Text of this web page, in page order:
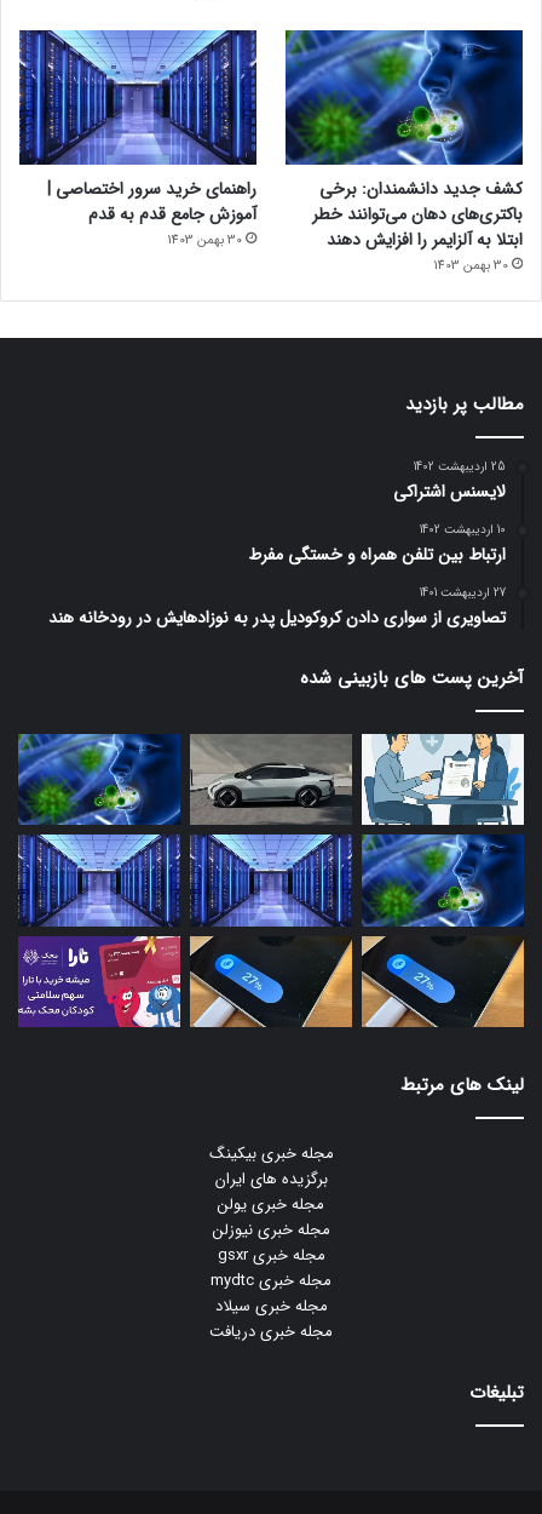
کشف جدید دانشمندان: برخی
باکتری‌های دهان می‌توانند خطر
ابتلا به آلزایمر را افزایش دهند
30 بهمن 1403
راهنمای خرید سرور اختصاصی |
آموزش جامع قدم به قدم
30 بهمن 1403
مطالب پر بازدید
25 اردیبهشت 1402
لایسنس اشتراکی
10 اردیبهشت 1402
ارتباط بین تلفن همراه و خستگی مفرط
27 اردیبهشت 1401
تصاویری از سواری دادن کروکودیل پدر به نوزادهایش در رودخانه هند
آخرین پست های بازبینی شده
لینک های مرتبط
مجله خبری بیکینگ
برگزیده های ایران
مجله خبری یولن
مجله خبری نیوزلن
مجله خبری gsxr
مجله خبری mydtc
مجله خبری سیلاد
مجله خبری دریافت
تبلیغات